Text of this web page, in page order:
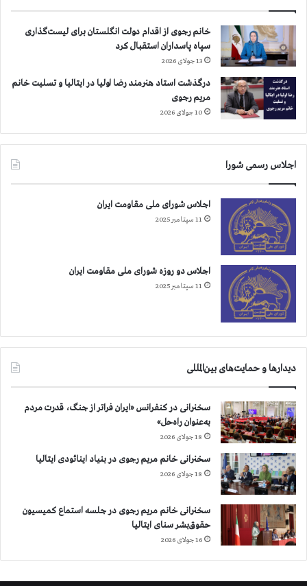
خانم رجوی از اقدام دولت انگلستان برای لیست‌گذاری
سپاه پاسداران استقبال کرد
13 جولای 2026
درگذشت استاد هنرمند رضا اولیا در ایتالیا و تسلیت خانم
مریم رجوی
10 جولای 2026
اجلاس رسمی شورا
اجلاس شورای ملی مقاومت ایران
11 سپتامبر 2025
اجلاس دو روزه شورای ملی مقاومت ایران
11 سپتامبر 2025
دیدارها و حمایت‌های بین‌المللی
سخنرانی در کنفرانس «ایران فراتر از جنگ، قدرت مردم
به‌عنوان راه‌حل»
18 جولای 2026
سخنرانی خانم مریم رجوی در بنیاد اینائودی ایتالیا
18 جولای 2026
سخنرانی خانم مریم رجوی در جلسه استماع کمیسیون
حقوق‌بشر سنای ایتالیا
16 جولای 2026